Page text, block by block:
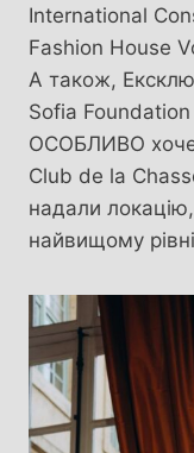
International
Fashion House
А також,
Sofia
ОСОБЛИВО
Club de la
надали
найвищому